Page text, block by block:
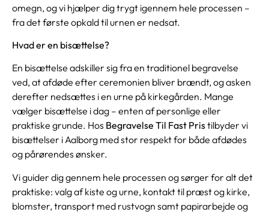
omegn, og vi hjælper dig trygt igennem hele processen –
fra det første opkald til urnen er nedsat.
Hvad er en bisættelse?
En bisættelse adskiller sig fra en traditionel begravelse
ved, at afdøde efter ceremonien bliver brændt, og asken
derefter nedsættes i en urne på kirkegården. Mange
vælger bisættelse i dag – enten af personlige eller
praktiske grunde. Hos Begravelse Til Fast Pristilbyder vi
bisættelser i Aalborg med stor respekt for både afdødes
og pårørendes ønsker.
Vi guider dig gennem hele processen og sørger for alt det
praktiske: valg af kiste og urne, kontakt til præst og kirke,
blomster, transport med rustvogn samt papirarbejde og